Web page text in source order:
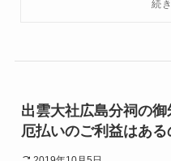
出雲大社広島分祠の
厄払いのご利益はある